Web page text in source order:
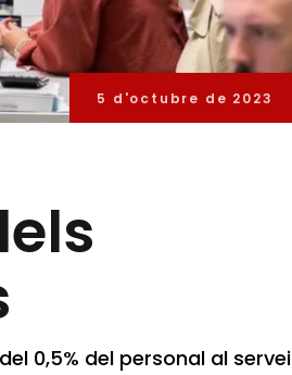
5 d'octubre de 2023
0,5% del personal al servei